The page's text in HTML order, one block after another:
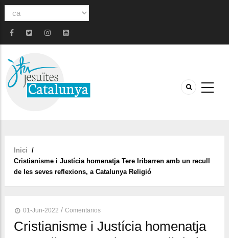
Select
language
Fil
d'ariadna
Inici /
Cristianisme i Justícia homenatja Tere Iribarren amb un recull
de les seves reflexions, a Catalunya Religió
01-Jun-2022 / Comentarios
Cristianisme i Justícia homenatja